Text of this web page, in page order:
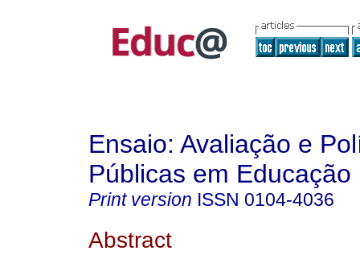
Ensaio: Avaliação e
Públicas em Educação
Print version ISSN 0104-4036
Abstract